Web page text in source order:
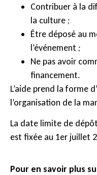
Contribuer à la
la culture ;
Être déposé au
l’événement ;
Ne pas avoir
financement.
L’aide prend la forme
l’organisation de la
La date limite de
est fixée au 1er juillet
Pour en savoir plus